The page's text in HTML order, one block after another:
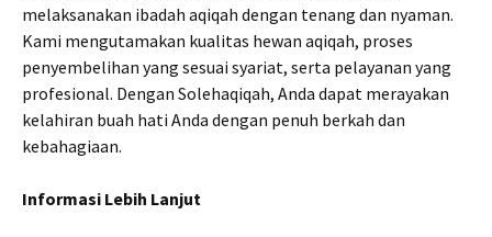
melaksanakan ibadah aqiqah dengan tenang dan nyaman.
Kami mengutamakan kualitas hewan aqiqah, proses
penyembelihan yang sesuai syariat, serta pelayanan yang
profesional. Dengan Solehaqiqah, Anda dapat merayakan
kelahiran buah hati Anda dengan penuh berkah dan
kebahagiaan.
Informasi Lebih Lanjut